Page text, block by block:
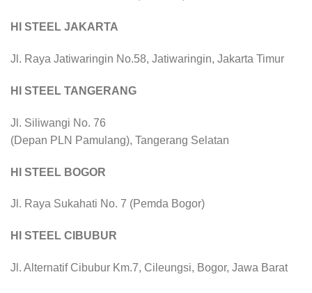
HI STEEL JAKARTA
Jl. Raya Jatiwaringin No.58, Jatiwaringin, Jakarta Timur
HI STEEL TANGERANG
Jl. Siliwangi No. 76
(Depan PLN Pamulang), Tangerang Selatan
HI STEEL BOGOR
Jl. Raya Sukahati No. 7 (Pemda Bogor)
HI STEEL CIBUBUR
Jl. Alternatif Cibubur Km.7, Cileungsi, Bogor, Jawa Barat